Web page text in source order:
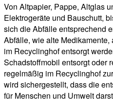
Von Altpapier, Pappe, Altglas
Elektrogeräte und Bauschutt,
sich die Abfälle entsprechend
Abfälle, wie alte Medikamente,
im Recyclinghof entsorgt
Schadstoffmobil entsorgt oder
regelmäßig im Recyclinghof
wird sichergestellt, dass die
für Menschen und Umwelt